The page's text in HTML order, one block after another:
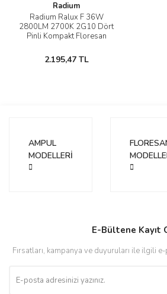
Radium
Radium Ralux F 36W
2800LM 2700K 2G10 Dört
Pinli Kompakt Floresan
2.195,47 TL
AMPUL
MODELLERİ
E-Bültene Kayıt
Fırsatları, kampanya ve duyuruları ile ilgili